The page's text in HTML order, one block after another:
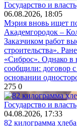
Государство и власть
06.08.2026, 18:05
Мэрия вновь ищет
Академгородок –
Заказчиком работ
строительства».
«Сиброс». Однако в
сообщили: договор
основании
275 0
Государство и власть
04.08.2026, 17:33
82 килограмма